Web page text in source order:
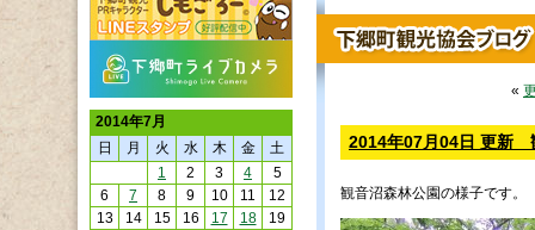
«
2014年07月04日 更新
観音沼森林公園の様子です。
2014年7月
日
月 火 水 木 金
土
1
2 3 4
5
6
7 8 9 10 11
12
13
14 15 16 17 18
19